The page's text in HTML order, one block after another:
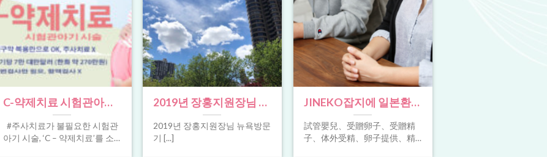
Oocyte(Egg) recipient ,
Sperm recipient、试管
婴儿、借卵(供卵) 、借
精(供精)
Oocyte(Egg) recipient ,
Sperm recipient、试管
婴儿、借卵(供卵) 、借
精(供精)
C-약제치료 시험관아기
시술을 소개드립니다.
#주사치료가 불필요한 시험관
아기 시술, ‘C – 약제치료’를 소
2019년 장홍지원장님 뉴
2019년 장홍지원장님 뉴욕방문
기 [...]
JINEKO잡지에 일본환자
의 성공적인 정자제공 사
례가 소개되었습니다!
試管嬰兒、受贈卵子、受贈精
子、体外受精、卵子提供、精